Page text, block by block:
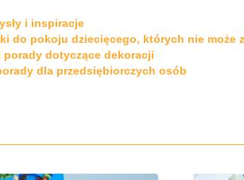
i inspiracje
do pokoju dziecięcego, których nie może
porady dotyczące dekoracji
dla przedsiębiorczych osób